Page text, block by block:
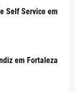
Self Service em
em Fortaleza